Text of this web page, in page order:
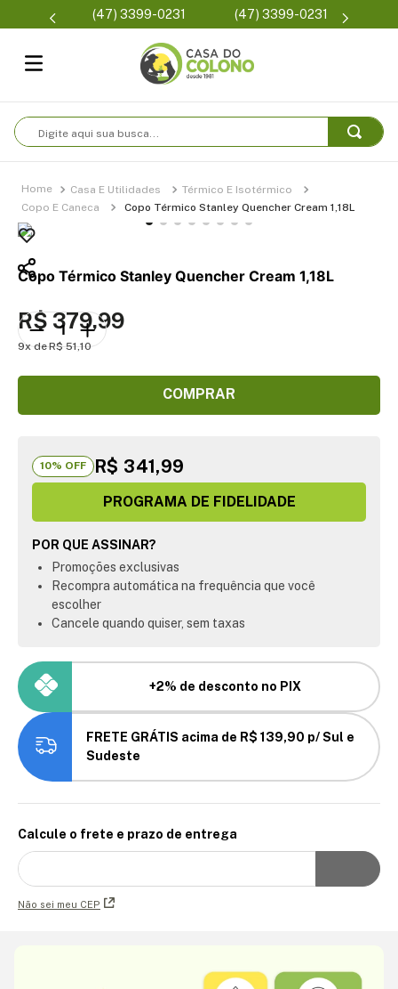
(47) 3399-0231 (47) 3399-0231
Digite aqui sua busca...
Casa E Utilidades
Térmico E Isotérmico
Copo E Caneca
Copo Térmico Stanley Quencher Cream 1,18L
Copo Térmico Stanley Quencher Cream 1,18L
R$379,99
9 R$ 51,10
COMPRAR
10% OFF R$ 341,99
PROGRAMA DE FIDELIDADE
POR QUE ASSINAR?
Promoções exclusivas
Recompra automática na frequência que você
escolher
Cancele quando quiser, sem taxas
+2% de desconto no PIX
FRETE GRÁTIS acima de R$ 139,90 p/ Sul e
Sudeste
Calcule o frete e prazo de entrega
Não sei meu CEP